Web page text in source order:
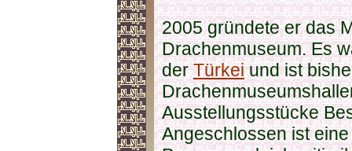
2005 gründete er das
Drachenmuseum. Es
derTürkeiund ist
Ausstellungsstücke
Angeschlossen ist